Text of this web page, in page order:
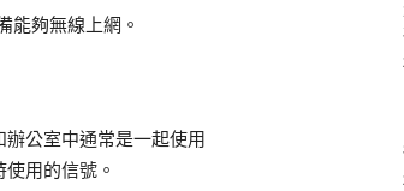
能夠無線上網。
公室中通常是一起使用
用的信號。